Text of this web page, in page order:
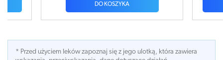
* Przed użyciem leków zapoznaj się z jego ulotką, która zawiera